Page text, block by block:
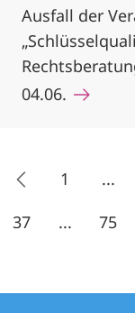
Ausfall der
04.06.
1 ...
37
... 75